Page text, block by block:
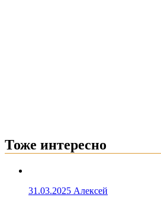
Тоже интересно
31.03.2025 Алексей